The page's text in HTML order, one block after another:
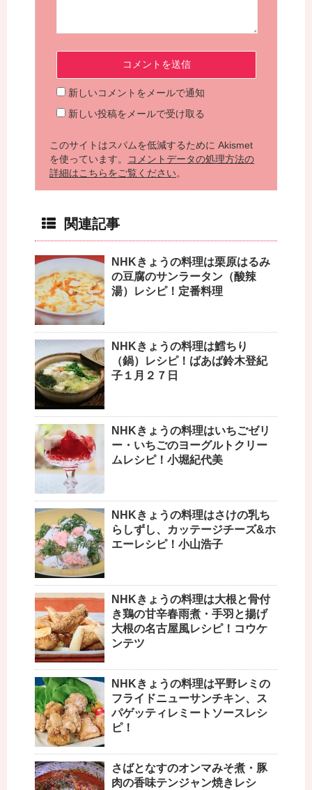
新しいコメントをメールで通知
新しい投稿をメールで受け取る
このサイトはスパムを低減するために Akismet
を使っています。
コメントデータの処理方法の
詳細はこちらをご覧ください。
関連記事
NHKきょうの料理は栗原はるみ
の豆腐のサンラータン（酸辣
湯）レシピ！定番料理
NHKきょうの料理は鱈ちり
（鍋）レシピ！ばあば鈴木登紀
子１月２７日
NHKきょうの料理はいちごゼリ
ー・いちごのヨーグルトクリー
ムレシピ！小堀紀代美
NHKきょうの料理はさけの乳ち
らしずし、カッテージチーズ&ホ
エーレシピ！小山浩子
NHKきょうの料理は大根と骨付
き鶏の甘辛春雨煮・手羽と揚げ
大根の名古屋風レシピ！コウケ
ンテツ
NHKきょうの料理は平野レミの
フライドニューサンチキン、ス
パゲッティレミートソースレシ
ピ！
さばとなすのオンマみそ煮・豚
肉の香味テンジャン焼きレシ